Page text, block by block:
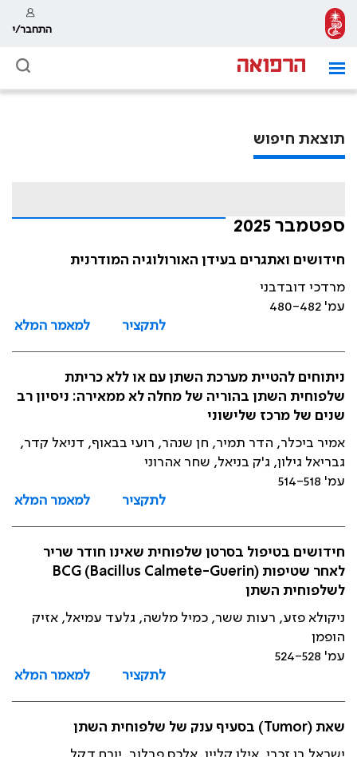
התחבר/י
תוצאת חיפוש
ספטמבר 2025
חידושים ואתגרים בעידן האורולוגיה המודרנית
מרדכי דובדבני
עמ' 480-482
לתקציר
למאמר המלא
ניתוחים להטיית מערכת השתן עם או ללא כריתת
שלפוחית השתן בהוריה של מחלה לא ממאירה: ניסיון רב
שנים של מרכז שלישוני
אמיר ביכלר, הדר תמיר, חן שנהר, רועי בבאוף, דניאל קדר,
גבריאל גילון, ג'ק בניאל, שחר אהרוני
עמ' 514-518
לתקציר
למאמר המלא
חידושים בטיפול בסרטן שלפוחית שאינו חודר שריר
לאחר שטיפות BCG (Bacillus Calmete-Guerin)
לשלפוחית השתן
ניקולא פזע, רעות ששר, כמיל מלשה, גלעד עמיאל, אזיק
הופמן
עמ' 524-528
לתקציר
למאמר המלא
שאת (Tumor) בסעיף ענק של שלפוחית השתן